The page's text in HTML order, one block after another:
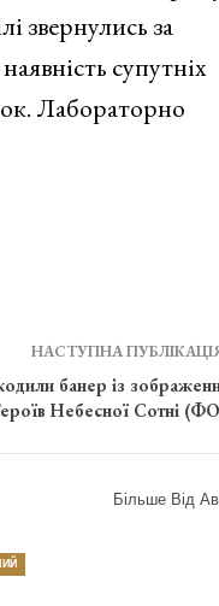
звернулись за
супутніх
Лабораторно
НАСТУПНА
банер із
Небесної Сотні
Більше Від